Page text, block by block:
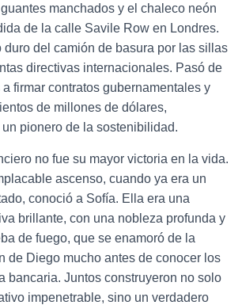
manchados y el chaleco neón
de la calle Savile Row en Londres.
del camión de basura por las sillas
directivas internacionales. Pasó de
firmar contratos gubernamentales y
de millones de dólares,
pionero de la sostenibilidad.
no fue su mayor victoria en la vida.
ascenso, cuando ya era un
conoció a Sofía. Ella era una
brillante, con una nobleza profunda y
de fuego, que se enamoró de la
de Diego mucho antes de conocer los
bancaria. Juntos construyeron no solo
impenetrable, sino un verdadero